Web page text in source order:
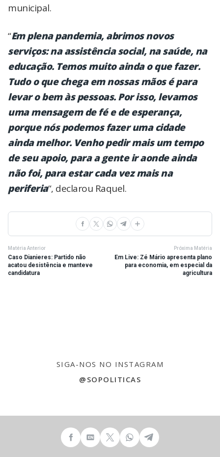
municipal.
“Em plena pandemia, abrimos novos
serviços: na assistência social, na saúde, na
educação. Temos muito ainda o que fazer.
Tudo o que chega em nossas mãos é para
levar o bem às pessoas. Por isso, levamos
uma mensagem de fé e de esperança,
porque nós podemos fazer uma cidade
ainda melhor. Venho pedir mais um tempo
de seu apoio, para a gente ir aonde ainda
não foi, para estar cada vez mais na
periferia“, declarou Raquel.
Matéria Anterior
Caso Dianieres: Partido não
acatou desistência e manteve
candidatura
Próxima Matéria
Em Live: Zé Mário apresenta plano
para economia, em especial da
agricultura
SIGA-NOS NO INSTAGRAM
@SOPOLITICAS